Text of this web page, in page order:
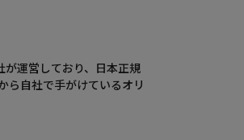
運営しており、日本正規
ら自社で手がけているオリ